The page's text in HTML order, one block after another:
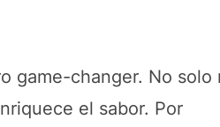
game-changer. No solo
el sabor. Por